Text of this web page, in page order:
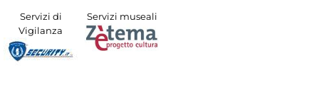
Servizi di
Vigilanza
Servizi museali